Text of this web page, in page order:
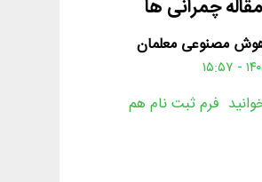
چمرانی ها
فرم ثبت نام هم